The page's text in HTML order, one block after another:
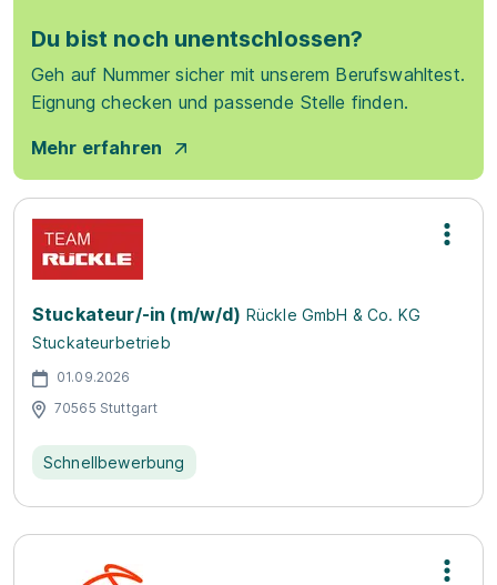
Du bist noch unentschlossen?
Geh auf Nummer sicher mit unserem Berufswahltest.
Eignung checken und passende Stelle finden.
Mehr erfahren
Stuckateur/-in (m/w/d) Rückle GmbH & Co. KG
Stuckateurbetrieb
01.09.2026
70565 Stuttgart
Schnellbewerbung